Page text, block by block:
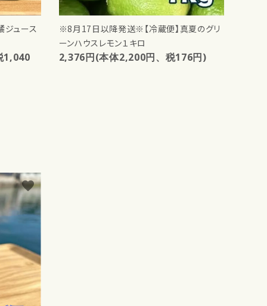
ジュース
1,040
※8月17日以降発送※【冷蔵便】真夏のグリ
ーンハウスレモン１キロ
2,376円(本体2,200円、税176円)
favorite